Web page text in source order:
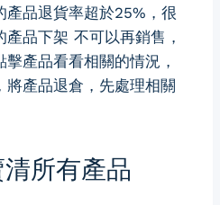
產品退貨率超於25%，很
品下架 不可以再銷售，
產品看看相關的情況，
產品退倉，先處理相關
所有產品